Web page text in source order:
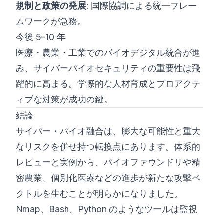
規制と政策の発展: 国際協調による統一フレー
ムワークが急務。
今後 5–10 年
医療・農業・工業でのバイオデジタル統合が進
み、サイバーバイオセキュリティの重要性は飛
躍的に高まる。学際的な人材育成とプロアクテ
ィブな対策が成功の鍵。
結論
サイバー・バイオ融合は、膨大な可能性と重大
なリスクを併せ持つ転換点にあります。体系的
レビューと実例から、バイオファウンドリや精
密農業、個別化医療などの進歩が新たな攻撃ベ
クトルを生むことが明らかになりました。
Nmap、Bash、Python のようなツールは監視